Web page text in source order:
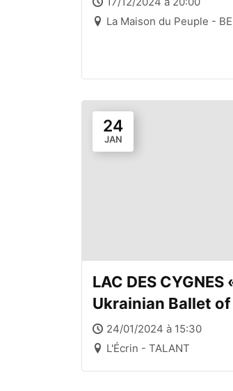
La Maison du Peuple -
24
JAN
LAC DES CYGNES
Ukrainian Ballet of
24/01/2024 à 15:30
L'Écrin - TALANT